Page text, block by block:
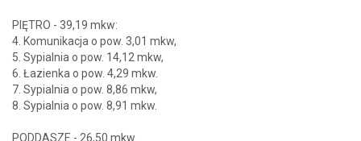
PIĘTRO - 39,19 mkw:
4. Komunikacja o pow. 3,01 mkw,
5. Sypialnia o pow. 14,12 mkw,
6. Łazienka o pow. 4,29 mkw.
7. Sypialnia o pow. 8,86 mkw,
8. Sypialnia o pow. 8,91 mkw.
PODDASZE - 26,50 mkw.